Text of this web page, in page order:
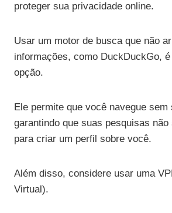
proteger sua privacidade online.
Usar um motor de busca que não
informações, como DuckDuckGo,
opção.
Ele permite que você navegue sem
garantindo que suas pesquisas não
para criar um perfil sobre você.
Além disso, considere usar uma
Virtual).